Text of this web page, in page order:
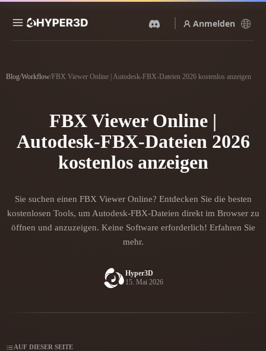
Anmelden
Rodin ChatAvatar
Funktionen
Bild hochladen, sofort ein
Vom Text-Prompt zum 3D-
Objekt — im Handumdrehen.
KI-Videogenerator
Generiere hochwertige
API
Binde unsere kreative KI in
deine App oder deinen
Workflow ein.
KI-HDRI-Generator
Ressourcen
Story Forschung Blog
Game
Automotive
NFT Creation
Blog/Workflow/FBX Viewer Online | Autodesk-FBX-Dateien 2026 kostenlos anzeigen
FBX Viewer Online |
Autodesk-FBX-Dateien 2026
kostenlos anzeigen
Sie suchen einen FBX Viewer Online? Entdecken Sie die besten
kostenlosen Tools, um Autodesk-FBX-Dateien direkt im Browser zu
öffnen und anzuzeigen. Keine Software erforderlich! Erfahren Sie
mehr.
Hyper3D
15. Mai 2026
AUF DIESER SEITE